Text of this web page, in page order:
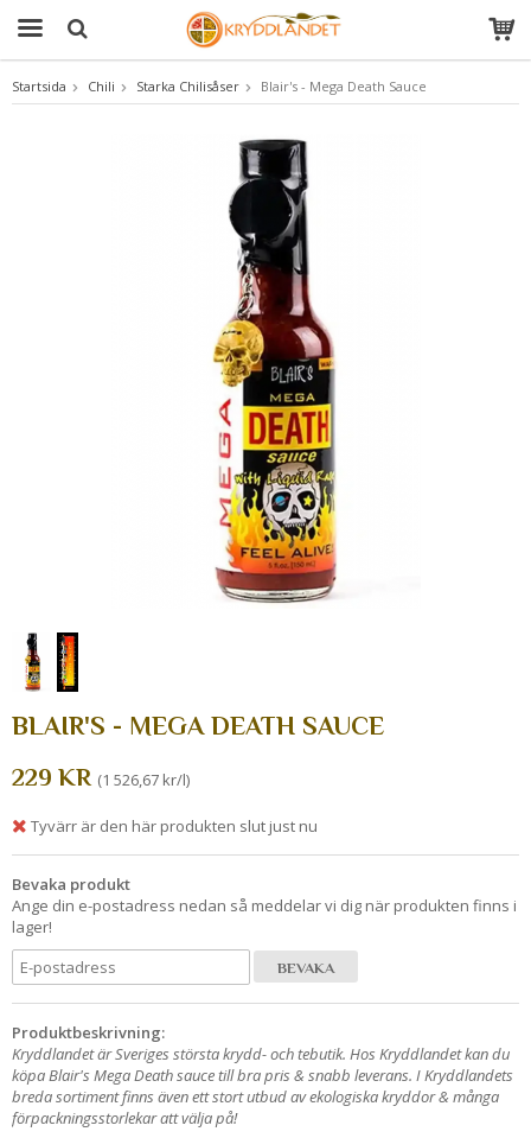
Produkten har blivit tillagd i varukorgen
Startsida Chili Starka Chilisåser Blair's - Mega Death Sauce
BLAIR'S - MEGA DEATH SAUCE
229 KR (1 526,67 kr/l)
Tyvärr är den här produkten slut just nu
Bevaka produkt
Ange din e-postadress nedan så meddelar vi dig när produkten finns i
lager!
BEVAKA
Produktbeskrivning:
Kryddlandet är Sveriges största krydd- och tebutik. Hos Kryddlandet kan du
köpa Blair's Mega Death sauce till bra pris & snabb leverans. I Kryddlandets
breda sortiment finns även ett stort utbud av ekologiska kryddor & många
förpackningsstorlekar att välja på!